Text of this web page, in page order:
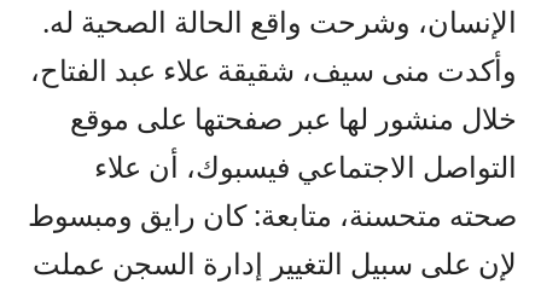
الإنسان، وشرحت واقع الحالة الصحية له.
وأكدت منى سيف، شقيقة علاء عبد الفتاح،
خلال منشور لها عبر صفحتها على موقع
التواصل الاجتماعي فيسبوك، أن علاء
صحته متحسنة، متابعة: كان رايق ومبسوط
لإن على سبيل التغيير إدارة السجن عملت